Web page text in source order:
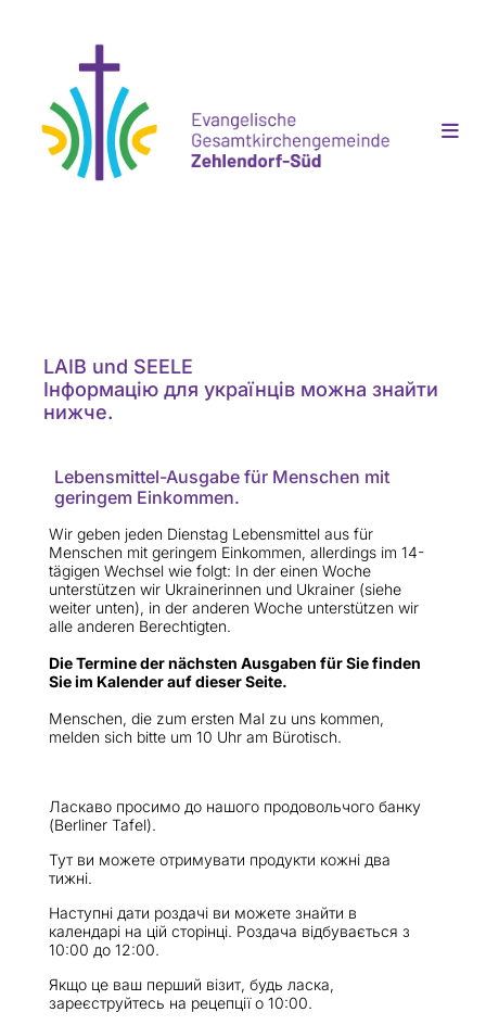
LAIB und SEELE
Інформацію для українців можна знайти
нижче.
Lebensmittel-Ausgabe für Menschen mit
geringem Einkommen.
Wir geben jeden Dienstag Lebensmittel aus für
Menschen mit geringem Einkommen, allerdings im 14-
tägigen Wechsel wie folgt: In der einen Woche
unterstützen wir Ukrainerinnen und Ukrainer (siehe
weiter unten), in der anderen Woche unterstützen wir
alle anderen Berechtigten.
Die Termine der nächsten Ausgaben für Sie finden
Sie im Kalender auf dieser Seite.
Menschen, die zum ersten Mal zu uns kommen,
melden sich bitte um 10 Uhr am Bürotisch.
Ласкаво просимо до нашого продовольчого банку
(Berliner Tafel).
Тут ви можете отримувати продукти кожні два
тижні.
Наступні дати роздачі ви можете знайти в
календарі на цій сторінці. Роздача відбувається з
10:00 до 12:00.
Якщо це ваш перший візит, будь ласка,
зареєструйтесь на рецепції о 10:00.